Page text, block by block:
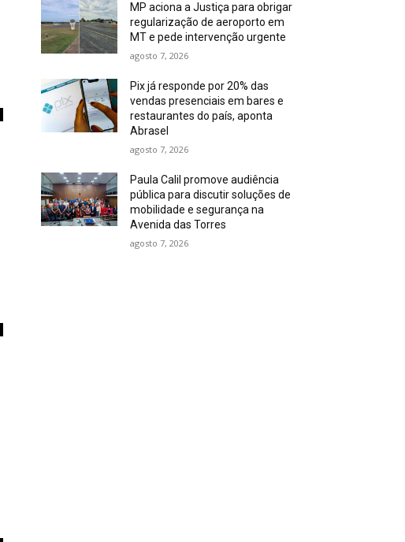
MP aciona a Justiça para obrigar
regularização de aeroporto em
MT e pede intervenção urgente
agosto 7, 2026
Pix já responde por 20% das
vendas presenciais em bares e
restaurantes do país, aponta
Abrasel
agosto 7, 2026
Paula Calil promove audiência
pública para discutir soluções de
mobilidade e segurança na
Avenida das Torres
agosto 7, 2026